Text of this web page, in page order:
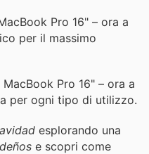
Pro 16" – ora a
per il massimo
MacBook Pro 16" – ora a
per ogni tipo di utilizzo.
esplorando una
e scopri come